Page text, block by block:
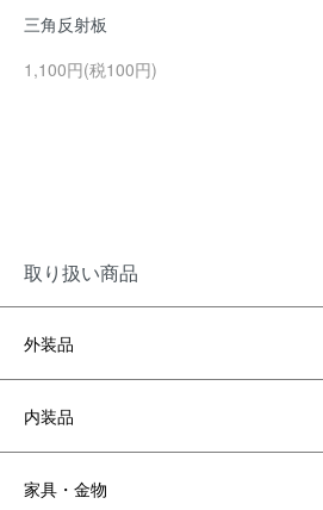
三角反射板
1,100円(税100円)
取り扱い商品
外装品
内装品
家具・金物